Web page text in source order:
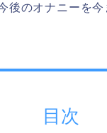
後のオナニーを
目次